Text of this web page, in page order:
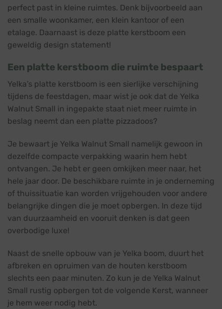
perfect past in kleine ruimtes. Denk bijvoorbeeld aan
een smalle woonkamer, een klein kantoor of een
etalage. Daarnaast is deze platte kerstboom een
geweldig design statement!
Een platte kerstboom die ruimte bespaart
Yelka’s platte kerstboom is een sierlijke verschijning
tijdens de feestdagen, maar wist je ook dat de Yelka
Walnut Small in ingepakte staat niet meer ruimte in
beslag neemt dan een platte pizzadoos?
Je bewaart je Yelka Walnut Small namelijk gewoon in
dezelfde compacte verpakking waarin hem hebt
ontvangen. Je hebt er geen omkijken meer naar, het
hele jaar door. De beschikbare ruimte in je onderneming
of thuissituatie kan worden vrijgehouden voor andere
belangrijke dingen die je moet opbergen. In deze tijd
van duurzaamheid en vooruit denken is dat geen
overbodige luxe!
Naast de snelle opbouw van je Yelka boom, duurt het
afbreken en opruimen van de houten kerstboom
slechts een paar minuten. Zo kun je de Yelka Walnut
Small rustig opbergen tot de volgende Kerst, wanneer
je hem weer nodig hebt.